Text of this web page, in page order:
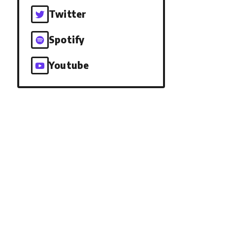
Twitter
Spotify
Youtube